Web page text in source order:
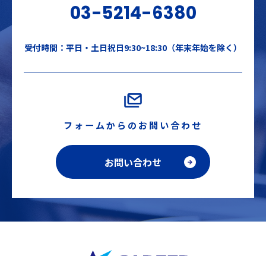
03-5214-6380
受付時間：平日・土日祝日9:30~18:30（年末年始を除く）
フォームからのお問い合わせ
お問い合わせ